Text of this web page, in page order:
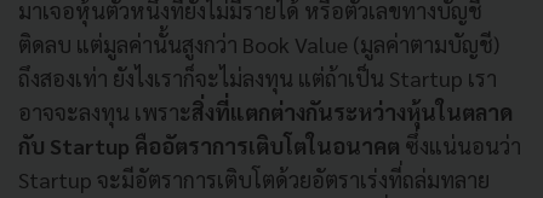
มาเจอหุ้นตัวหนึ่งที่ยังไม่มีรายได้ หรือตัวเลขทางบัญชี
ติดลบ แต่มูลค่านั้นสูงกว่า Book Value (มูลค่าตามบัญชี)
ถึงสองเท่า ยังไงเราก็จะไม่ลงทุน แต่ถ้าเป็น Startup เรา
อาจจะลงทุน เพราะสิ่งที่แตกต่างกันระหว่างหุ้นในตลาด
กับ Startup คืออัตราการเติบโตในอนาคต ซึ่งแน่นอนว่า
Startup จะมีอัตราการเติบโตด้วยอัตราเร่งที่ถล่มทลาย